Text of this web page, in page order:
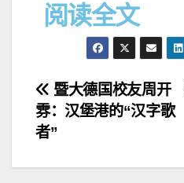
阅读全文
暨大德国校友周开
雰：汉堡港的“汉字歌
者”